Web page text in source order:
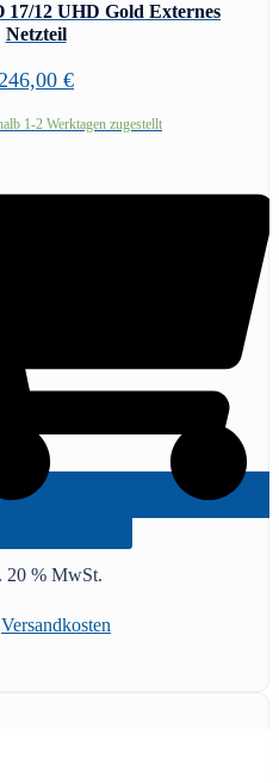
12 UHD Gold Externes
Netzteil
246,00 €
1-2 Werktagen zugestellt
20 % MwSt.
Versandkosten